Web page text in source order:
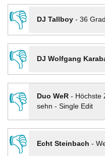
👎
DJ Tallboy- 36 Grad
👎
DJ Wolfgang
👎
Duo WeR- Höchste
sehn - Single Edit
👎
Echt Steinbach -